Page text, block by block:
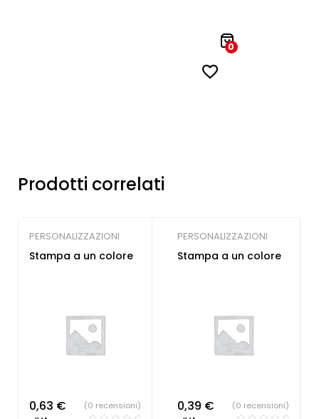
0
Prodotti correlati
PERSONALIZZAZIONI
Stampa a un colore
0,63 € (0 recensioni)
PERSONALIZZAZIONI
Stampa a un colore
0,39 € (0 recensioni)